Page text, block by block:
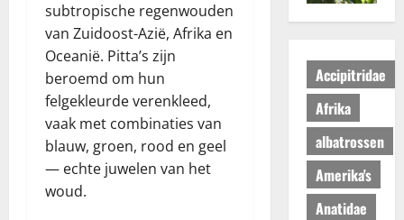
subtropische regenwouden
van Zuidoost-Azië, Afrika en
Oceanië. Pitta’s zijn
beroemd om hun
felgekleurde verenkleed,
vaak met combinaties van
blauw, groen, rood en geel
— echte juwelen van het
woud.
Accipitridae
Afrika
albatrossen
Amerika's
Anatidae